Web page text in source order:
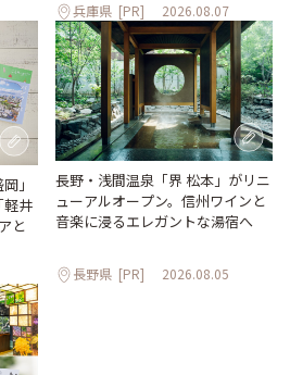
兵庫県 [PR] 2026.08.07
」
軽井
と
長野・浅間温泉「界 松本」がリニ
ューアルオープン。信州ワインと
音楽に浸るエレガントな湯宿へ
長野県 [PR] 2026.08.05